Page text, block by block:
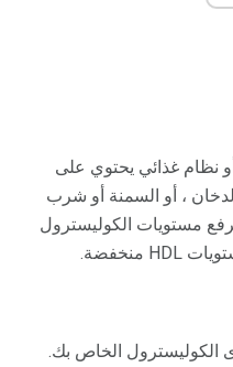
نظام غذائي يحتوي على
، أو السمنة أو شرب
مستويات الكوليسترول
الكوليسترول الخاص بك.